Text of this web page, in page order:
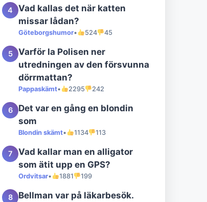
4
Vad kallas det när katten
missar lådan?
Göteborgshumor• 524 45
5
Varför la Polisen ner
utredningen av den försvunna
dörrmattan?
Pappaskämt• 2295 242
6
Det var en gång en blondin
som
Blondin skämt• 1134 113
7
Vad kallar man en alligator
som ätit upp en GPS?
Ordvitsar• 1881 199
8 Bellman var på läkarbesök.